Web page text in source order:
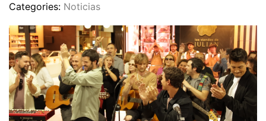
Categories: Noticias